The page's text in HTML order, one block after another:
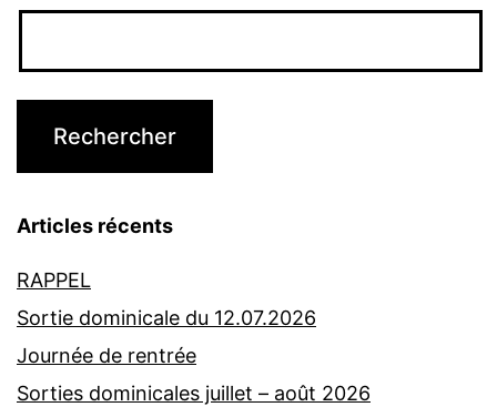
Articles récents
RAPPEL
Sortie dominicale du 12.07.2026
Journée de rentrée
Sorties dominicales juillet – août 2026